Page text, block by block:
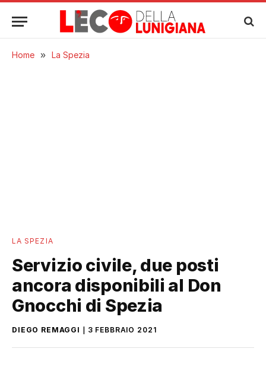
Home » La Spezia
LA SPEZIA
Servizio civile, due posti
ancora disponibili al Don
Gnocchi di Spezia
DIEGO REMAGGI 3 FEBBRAIO 2021